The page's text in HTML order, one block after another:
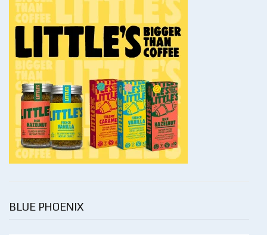
BLUE PHOENIX